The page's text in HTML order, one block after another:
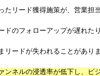
たリード獲得施策が、営業担
ドのフォローアップが遅れた
リードが失われることがあり
ンネルの浸透率が低下し、ビ